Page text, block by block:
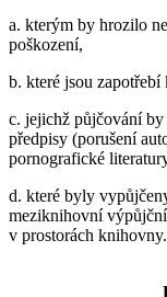
a. kterým by hrozilo
poškození,
b. které jsou
c. jejichž půjčování
předpisy (porušení
pornografické
d. které byly
meziknihovní
v prostorách knihovny.